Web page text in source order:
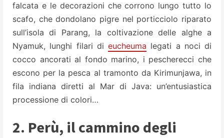
falcata e le decorazioni che corrono lungo tutto lo
scafo, che dondolano pigre nel porticciolo riparato
sull’isola di Parang, la coltivazione delle alghe a
Nyamuk, lunghi filari di eucheuma legati a noci di
cocco ancorati al fondo marino, i pescherecci che
escono per la pesca al tramonto da Kirimunjawa, in
fila indiana diretti al Mar di Java: un’entusiastica
processione di colori…
2. Perù, il cammino degli